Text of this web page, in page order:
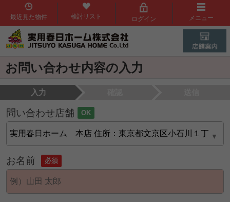
最近見た物件 検討リスト ログイン メニュー
お問い合わせ内容の入力
入力
問い合わせ店舗 OK
お名前 必須